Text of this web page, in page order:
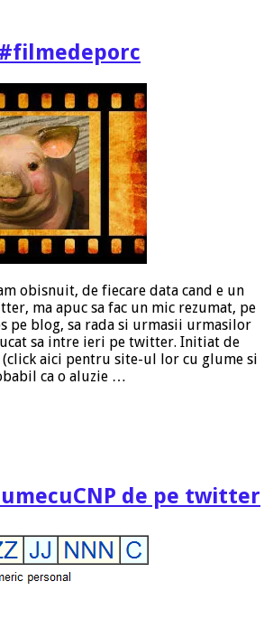
obisnuit, de fiecare data cand e un
ma apuc sa fac un mic rezumat, pe
pe blog, sa rada si urmasii urmasilor
sa intre ieri pe twitter. Initiat de
aici pentru site-ul lor cu glume si
ca o aluzie …
de pe twitter